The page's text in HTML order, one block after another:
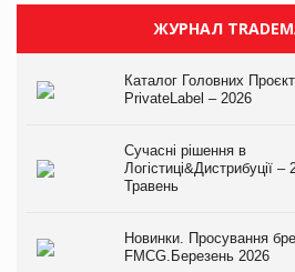
ЖУРНАЛ
Каталог Головних
PrivateLabel – 2026
Сучасні рішення в
Логістиці&Дистрибуції –
Травень
Новинки. Просування
FMCG.Березень 2026